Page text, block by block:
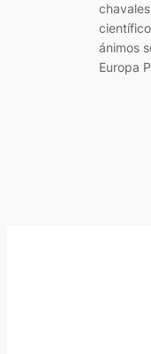
ánimos
Europa